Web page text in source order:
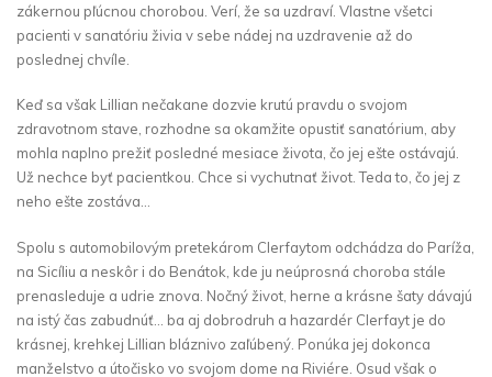
zákernou pľúcnou chorobou. Verí, že sa uzdraví. Vlastne všetci
pacienti v sanatóriu živia v sebe nádej na uzdravenie až do
poslednej chvíle.
Keď sa však Lillian nečakane dozvie krutú pravdu o svojom
zdravotnom stave, rozhodne sa okamžite opustiť sanatórium, aby
mohla naplno prežiť posledné mesiace života, čo jej ešte ostávajú.
Už nechce byť pacientkou. Chce si vychutnať život. Teda to, čo jej z
neho ešte zostáva…
Spolu s automobilovým pretekárom Clerfaytom odchádza do Paríža,
na Sicíliu a neskôr i do Benátok, kde ju neúprosná choroba stále
prenasleduje a udrie znova. Nočný život, herne a krásne šaty dávajú
na istý čas zabudnúť… ba aj dobrodruh a hazardér Clerfayt je do
krásnej, krehkej Lillian bláznivo zaľúbený. Ponúka jej dokonca
manželstvo a útočisko vo svojom dome na Riviére. Osud však o